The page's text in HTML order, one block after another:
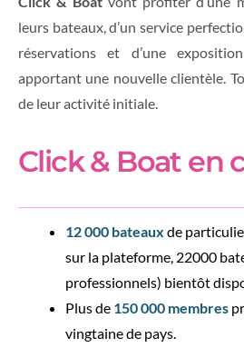
leurs bateaux, d’un service
réservations et d’une
apportant une nouvelle clientèle.
de leur activité initiale.
Click & Boat en
12 000 bateaux de
sur la plateforme, 22000
professionnels) bientôt
Plus de 150 000 membres
vingtaine de pays.